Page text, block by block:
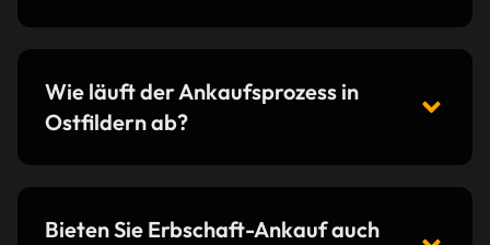
Wie läuft der Ankaufsprozess in
Ostfildern ab?
Bieten Sie Erbschaft-Ankauf auch